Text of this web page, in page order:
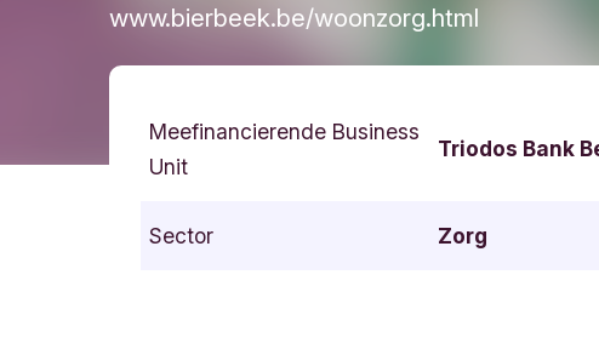
www.bierbeek.be/woonzorg.html
Meefinancierende Business
Unit
Triodos Bank
Sector Zorg